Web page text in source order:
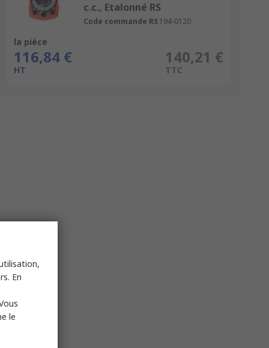
c.c., Etalonné RS
Code commande RS194-0120
la pièce
116,84 €
HT
140,21 €
TTC
En
le